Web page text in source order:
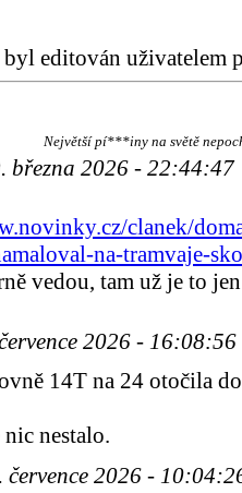
byl editován uživatelem
Největší pí***iny na světě
března 2026 - 22:44:47
clanek/
na-tramvaje-
vedou, tam už je to
2026 - 16:08:56
14T na 24 otočila
nestalo.
července 2026 -